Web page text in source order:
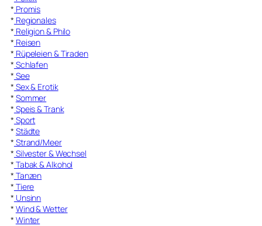
* Promis
* Regionales
* Religion & Philo
* Reisen
* Rüpeleien & Tiraden
* Schlafen
* See
* Sex & Erotik
* Sommer
* Speis & Trank
* Sport
* Städte
* Strand/Meer
* Silvester & Wechsel
* Tabak & Alkohol
* Tanzen
* Tiere
* Unsinn
* Wind & Wetter
* Winter